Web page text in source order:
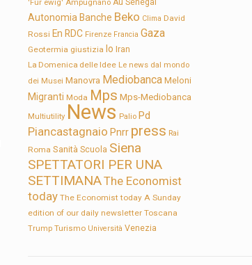
'Für ewig' Ampugnano Au Sénégal
Autonomia Banche Beko Clima David
Rossi En RDC Firenze Francia Gaza
Geotermia giustizia Io Iran
La Domenica delle Idee Le news dal mondo
dei Musei Manovra Mediobanca Meloni
Migranti Moda Mps Mps-Mediobanca
Multiutility News Palio Pd
Piancastagnaio Pnrr press Rai
Roma Sanità Scuola Siena
SPETTATORI PER UNA
SETTIMANAThe Economist
today The Economist today A Sunday
edition of our daily newsletter Toscana
Trump Turismo Università Venezia